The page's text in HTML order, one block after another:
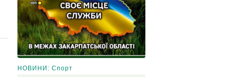
НОВИНИ: Спорт